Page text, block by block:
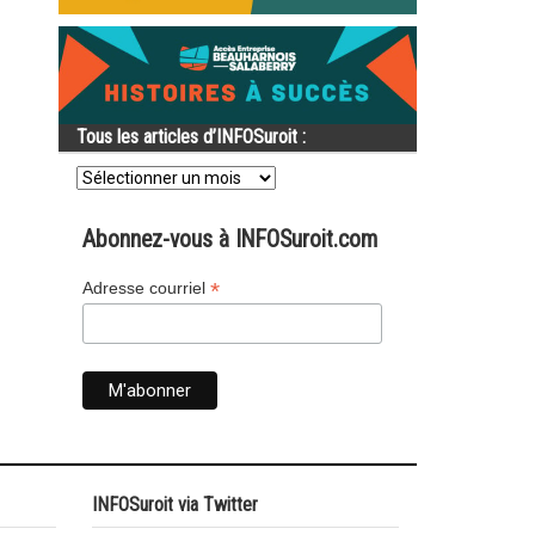
Tous les articles d’INFOSuroit :
Tous
les
d’INFOSuroit
Abonnez-vous à INFOSuroit.com
Adresse courriel *
INFOSuroit via Twitter